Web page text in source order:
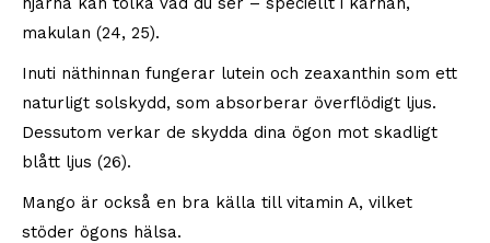
makulan (24, 25).
Inuti näthinnan fungerar lutein och zeaxanthin som ett
naturligt solskydd, som absorberar överflödigt ljus.
Dessutom verkar de skydda dina ögon mot skadligt
blått ljus (26).
Mango är också en bra källa till vitamin A, vilket
stöder ögons hälsa.